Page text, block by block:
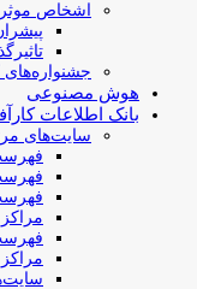
اشخاص موثر
هوش مصنوعی
بانک اطلاعات
سایت‌های
مراکز